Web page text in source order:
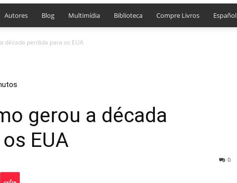
Autores Blog Multimídia Biblioteca Compre Livros Español
década perdida para os EUA
gerou a década
EUA
0